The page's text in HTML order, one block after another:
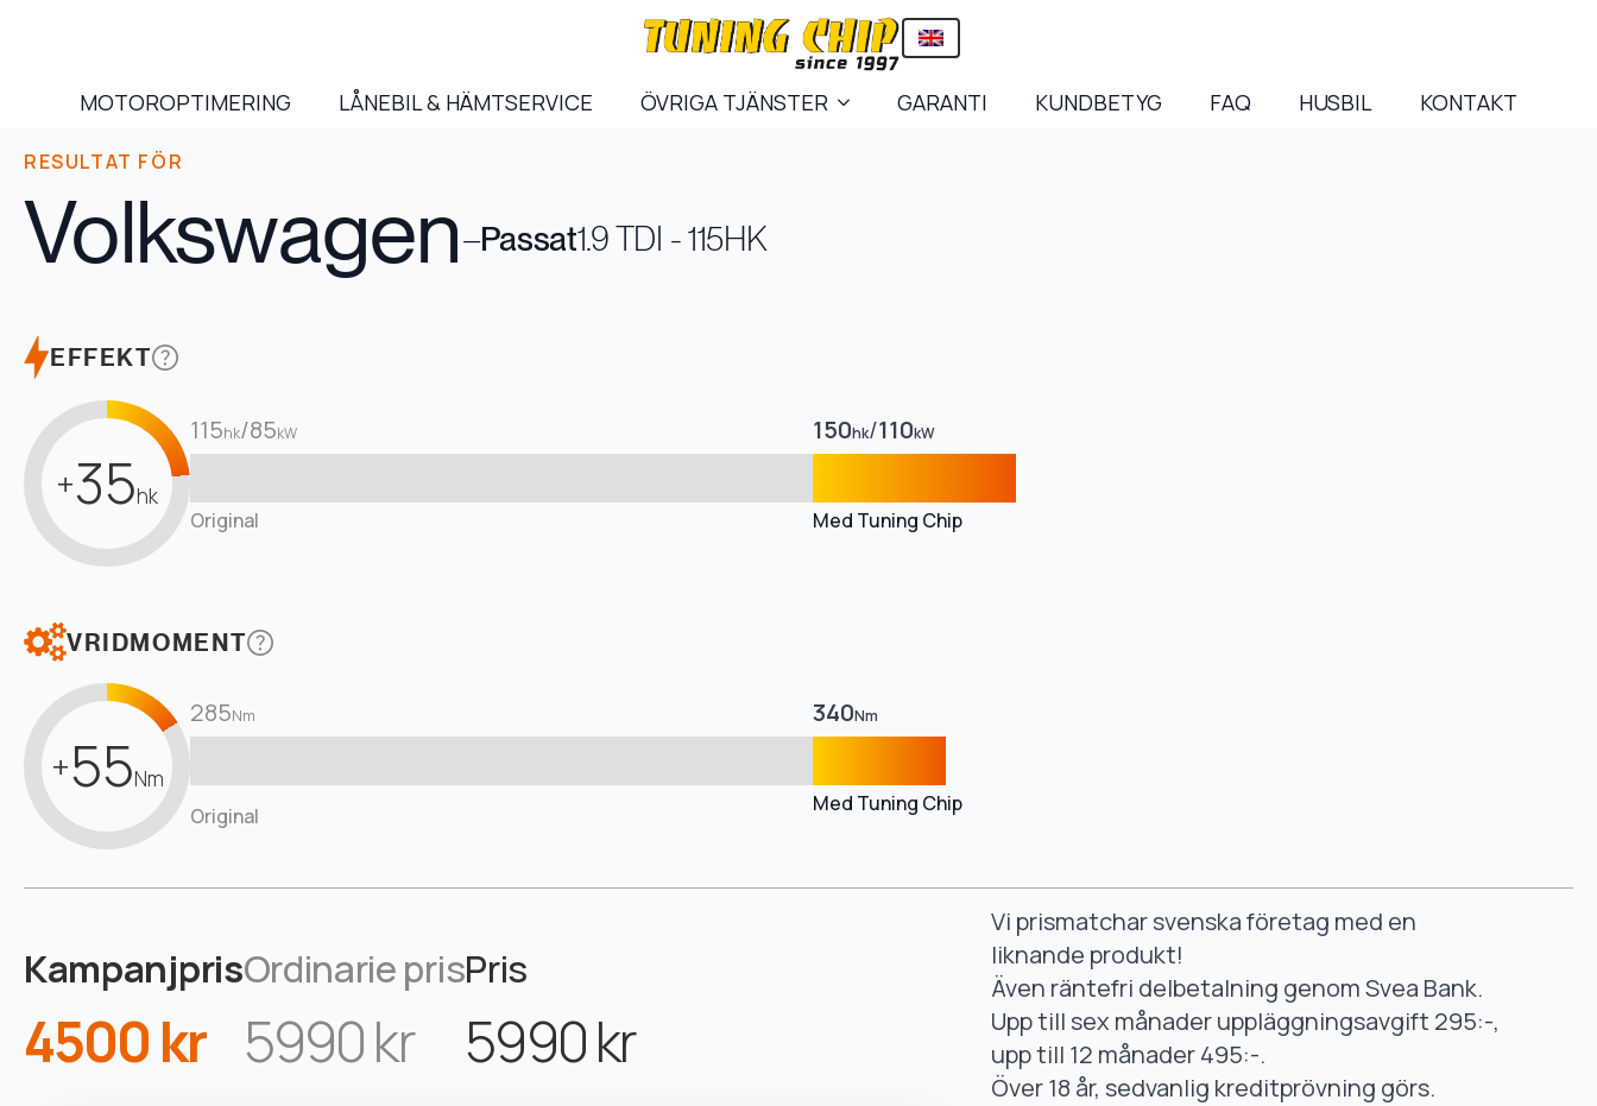
MOTOROPTIMERING LÅNEBIL & HÄMTSERVICE ÖVRIGA TJÄNSTER GARANTI KUNDBETYG FAQ HUSBIL KONTAKT
RESULTAT FÖR
Volkswagen–Passat1.9 TDI - 115HK
EFFEKT
+35hk
115hk/85kW 150hk/110kW
Original Med Tuning Chip
VRIDMOMENT
+55Nm
285Nm 340Nm
Original Med Tuning Chip
Kampanjpris
4500 kr
Ordinarie pris
5990 kr
Pris
5990 kr
Vi prismatchar svenska företag med en
liknande produkt!
Även räntefri delbetalning genom Svea Bank.
Upp till sex månader uppläggningsavgift 295:-,
upp till 12 månader 495:-.
Över 18 år, sedvanlig kreditprövning görs.